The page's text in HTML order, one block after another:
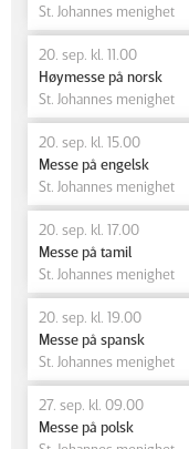
St. Johannes menighet
20. sep. kl. 11.00
Høymesse på norsk
St. Johannes menighet
20. sep. kl. 15.00
Messe på engelsk
St. Johannes menighet
20. sep. kl. 17.00
Messe på tamil
St. Johannes menighet
20. sep. kl. 19.00
Messe på spansk
St. Johannes menighet
27. sep. kl. 09.00
Messe på polsk